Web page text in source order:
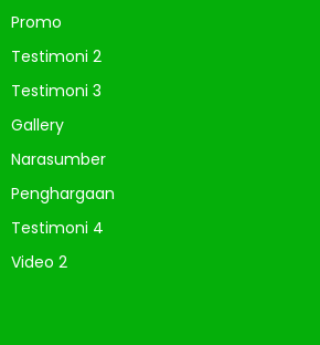
Promo
Testimoni 2
Testimoni 3
Gallery
Narasumber
Penghargaan
Testimoni 4
Video 2